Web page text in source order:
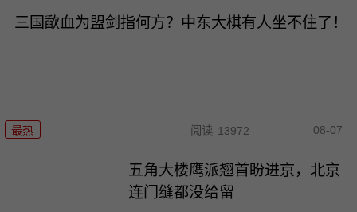
三国歃血为盟剑指何方？中东大棋有人坐不住了！
最热 阅读 13972 08-07
五角大楼鹰派翘首盼进京，北京
连门缝都没给留